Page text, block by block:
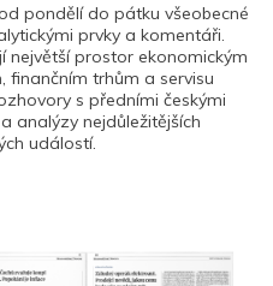
pondělí do pátku všeobecné
prvky a komentáři.
největší prostor ekonomickým
finančním trhům a servisu
s předními českými
analýzy nejdůležitějších
událostí.